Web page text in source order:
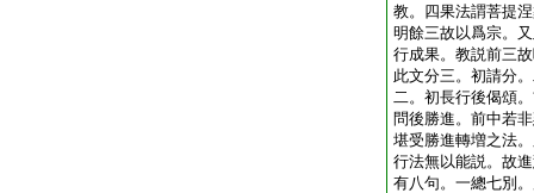
教。四果法謂菩提
明餘三故以爲宗。
行成果。教説前三
此文分三。初請分
二。初長行後偈頌
問後勝進。前中若
堪受勝進轉増之法
行法無以能説。故
有八句。一總七別